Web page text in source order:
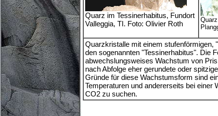
Quarz im Tessinerhabitus, Fundort
Valleggia, TI. Foto: Olivier Roth
Quarzkristalle mit einem stufenförmigen,
den sogenannten "Tessinerhabitus". Die
abwechslungsweises Wachstum von
nach Abfolge eher gerundete oder
Gründe für diese Wachstumsform sind
Temperaturen und andererseits bei einer
CO2 zu suchen.